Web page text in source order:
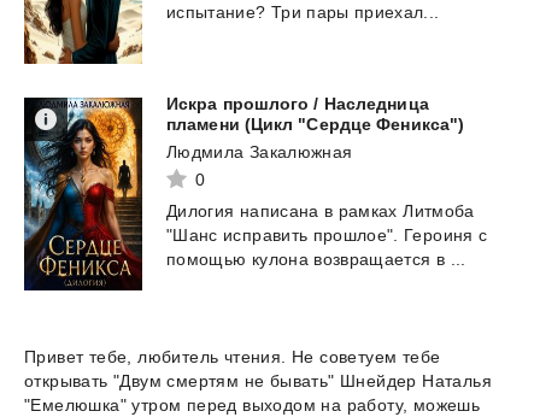
испытание? Три пары приехал...
Искра прошлого / Наследница
пламени (Цикл "Сердце Феникса")
Людмила Закалюжная
0
Дилогия написана в рамках Литмоба
"Шанс исправить прошлое". Героиня с
помощью кулона возвращается в ...
Привет тебе, любитель чтения. Не советуем тебе
открывать "Двум смертям не бывать" Шнейдер Наталья
"Емелюшка" утром перед выходом на работу, можешь